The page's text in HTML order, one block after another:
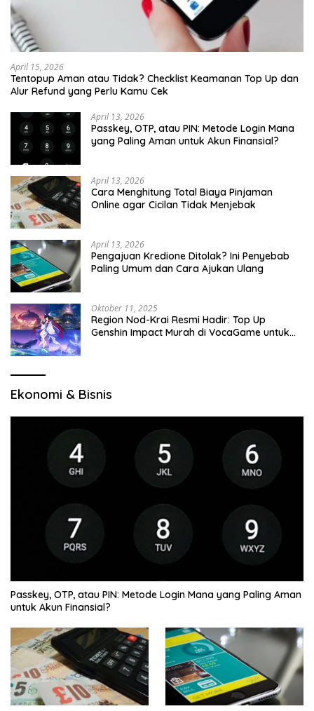
April 15, 2026
Tentopup Aman atau Tidak? Checklist Keamanan Top Up dan
Alur Refund yang Perlu Kamu Cek
April 13, 2026
Passkey, OTP, atau PIN: Metode Login Mana
yang Paling Aman untuk Akun Finansial?
April 13, 2026
Cara Menghitung Total Biaya Pinjaman
Online agar Cicilan Tidak Menjebak
April 13, 2026
Pengajuan Kredione Ditolak? Ini Penyebab
Paling Umum dan Cara Ajukan Ulang
Oktober 11, 2025
Region Nod-Krai Resmi Hadir: Top Up
Genshin Impact Murah di VocaGame untuk
Ekonomi & Bisnis
Passkey, OTP, atau PIN: Metode Login Mana yang Paling Aman
untuk Akun Finansial?